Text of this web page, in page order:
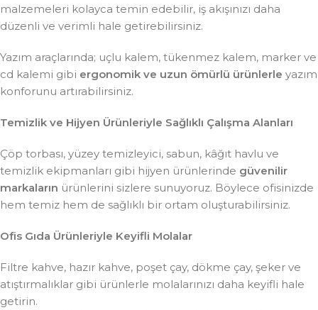
malzemeleri kolayca temin edebilir, iş akışınızı daha
düzenli ve verimli hale getirebilirsiniz.
Yazım araçlarında; uçlu kalem, tükenmez kalem, marker ve
cd kalemi gibi ergonomik ve uzun ömürlü ürünlerle yazım
konforunu artırabilirsiniz.
Temizlik ve Hijyen Ürünleriyle Sağlıklı Çalışma Alanları
Çöp torbası, yüzey temizleyici, sabun, kâğıt havlu ve
temizlik ekipmanları gibi hijyen ürünlerinde güvenilir
markaların ürünlerini sizlere sunuyoruz. Böylece ofisinizde
hem temiz hem de sağlıklı bir ortam oluşturabilirsiniz.
Ofis Gıda Ürünleriyle Keyifli Molalar
Filtre kahve, hazır kahve, poşet çay, dökme çay, şeker ve
atıştırmalıklar gibi ürünlerle molalarınızı daha keyifli hale
getirin.